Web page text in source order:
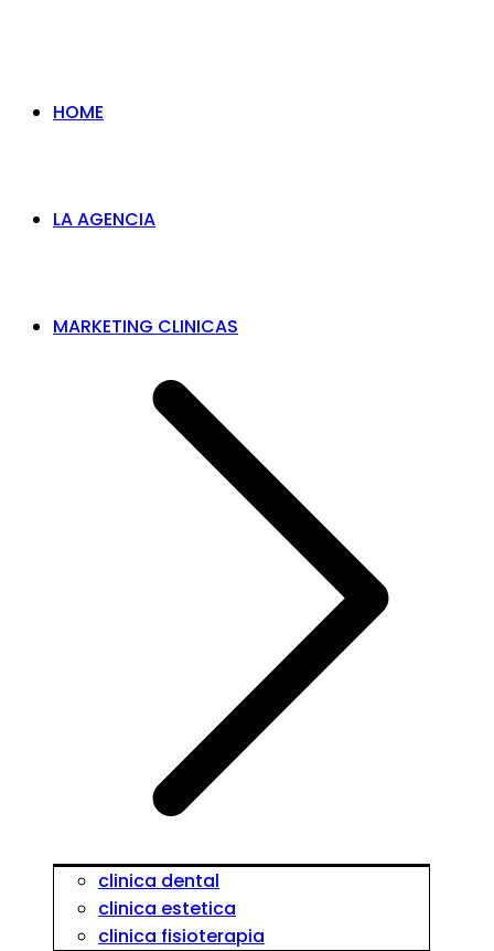
HOME
LA AGENCIA
MARKETING CLINICAS
clinica dental
clinica estetica
clinica fisioterapia